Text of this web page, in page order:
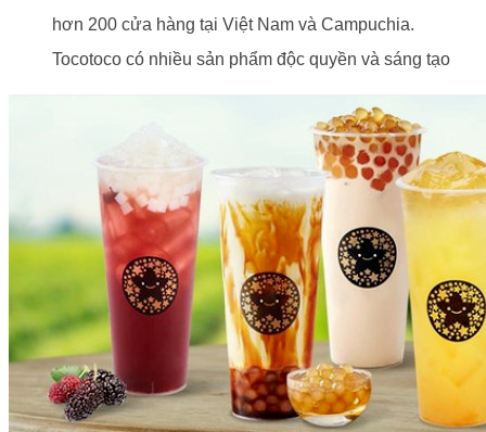
hơn 200 cửa hàng tại Việt Nam và Campuchia.
Tocotoco có nhiều sản phẩm độc quyền và sáng tạo